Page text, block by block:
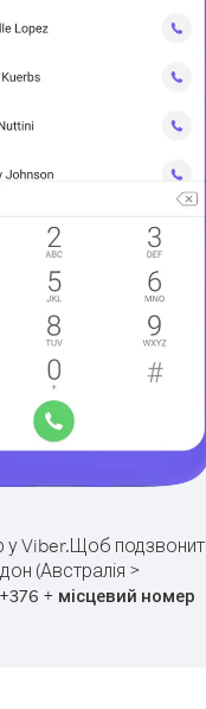
у Viber.Щоб
(Австралія >
+376 + місцевий номер